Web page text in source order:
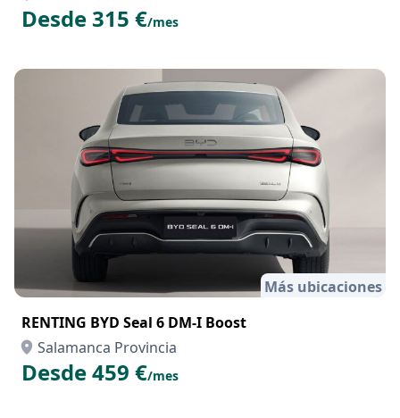
Desde 315 €/mes
Más ubicaciones
RENTING BYD Seal 6 DM-I Boost
Salamanca Provincia
Desde 459 €/mes